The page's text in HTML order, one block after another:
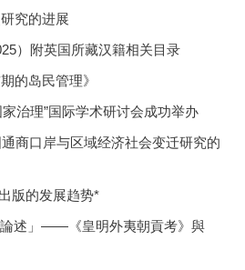
究的进展
）附英国所藏汉籍相关目录
的岛民管理》
治理”国际学术研讨会成功举办
商口岸与区域经济社会变迁研究的
版的发展趋势*
論述」——《皇明外夷朝貢考》與